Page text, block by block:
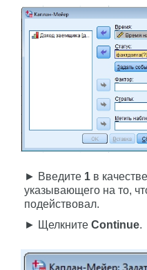
► Введите 1 в
указывающего на то,
подействовал.
► Щелкните Continue.